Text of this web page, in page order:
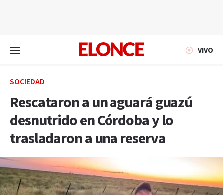
VIVO
SOCIEDAD
Rescataron a un aguará guazú
desnutrido en Córdoba y lo
trasladaron a una reserva